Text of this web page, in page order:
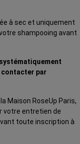
à sec et uniquement
shampooing avant
contacter par
Maison RoseUp Paris,
votre entretien de
toute inscription à